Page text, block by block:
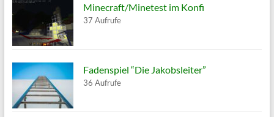
Minecraft/Minetest im Konfi
37 Aufrufe
Fadenspiel “Die Jakobsleiter”
36 Aufrufe